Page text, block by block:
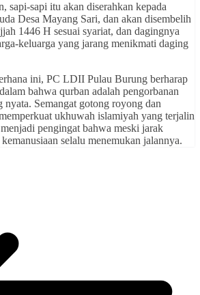
sapi-sapi itu akan diserahkan kepada
Desa Mayang Sari, dan akan disembelih
1446 H sesuai syariat, dan dagingnya
keluarga yang jarang menikmati daging
ini, PC LDII Pulau Burung berharap
bahwa qurban adalah pengorbanan
nyata. Semangat gotong royong dan
ukhuwah islamiyah yang terjalin
pengingat bahwa meski jarak
selalu menemukan jalannya.